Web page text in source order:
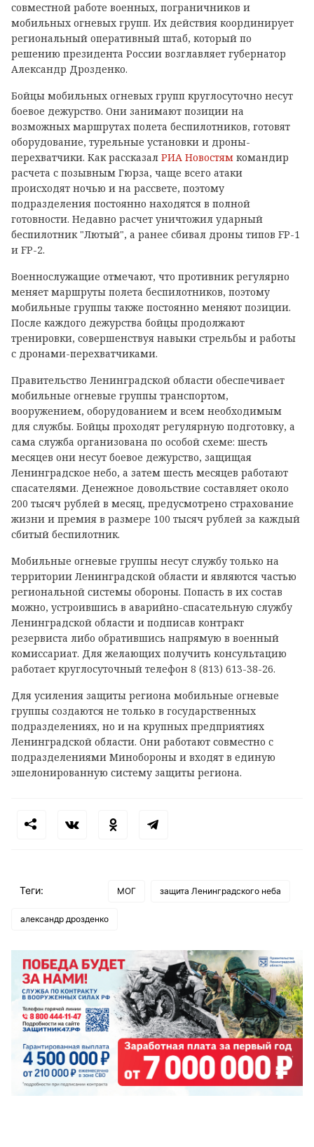
совместной работе военных, пограничников и
мобильных огневых групп. Их действия координирует
региональный оперативный штаб, который по
решению президента России возглавляет губернатор
Александр Дрозденко.
Бойцы мобильных огневых групп круглосуточно несут
боевое дежурство. Они занимают позиции на
возможных маршрутах полета беспилотников, готовят
оборудование, турельные установки и дроны-
перехватчики. Как рассказал РИА Новостям командир
расчета с позывным Гюрза, чаще всего атаки
происходят ночью и на рассвете, поэтому
подразделения постоянно находятся в полной
готовности. Недавно расчет уничтожил ударный
беспилотник "Лютый", а ранее сбивал дроны типов FP-1
и FP-2.
Военнослужащие отмечают, что противник регулярно
меняет маршруты полета беспилотников, поэтому
мобильные группы также постоянно меняют позиции.
После каждого дежурства бойцы продолжают
тренировки, совершенствуя навыки стрельбы и работы
с дронами-перехватчиками.
Правительство Ленинградской области обеспечивает
мобильные огневые группы транспортом,
вооружением, оборудованием и всем необходимым
для службы. Бойцы проходят регулярную подготовку, а
сама служба организована по особой схеме: шесть
месяцев они несут боевое дежурство, защищая
Ленинградское небо, а затем шесть месяцев работают
спасателями. Денежное довольствие составляет около
200 тысяч рублей в месяц, предусмотрено страхование
жизни и премия в размере 100 тысяч рублей за каждый
сбитый беспилотник.
Мобильные огневые группы несут службу только на
территории Ленинградской области и являются частью
региональной системы обороны. Попасть в их состав
можно, устроившись в аварийно-спасательную службу
Ленинградской области и подписав контракт
резервиста либо обратившись напрямую в военный
комиссариат. Для желающих получить консультацию
работает круглосуточный телефон 8 (813) 613-38-26.
Для усиления защиты региона мобильные огневые
группы создаются не только в государственных
подразделениях, но и на крупных предприятиях
Ленинградской области. Они работают совместно с
подразделениями Минобороны и входят в единую
эшелонированную систему защиты региона.
Теги: МОГ защита Ленинградского неба
александр дрозденко